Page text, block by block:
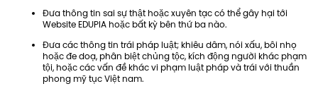
Đưa thông tin sai sự thật hoặc xuyên tạc có thể gây hại tới
Website EDUPIA hoặc bất kỳ bên thứ ba nào.
Đưa các thông tin trái pháp luật; khiêu dâm, nói xấu, bôi nhọ
hoặc đe doạ, phân biệt chủng tộc, kích động người khác phạm
tội, hoặc các vấn đề khác vi phạm luật pháp và trái với thuần
phong mỹ tục Việt nam.